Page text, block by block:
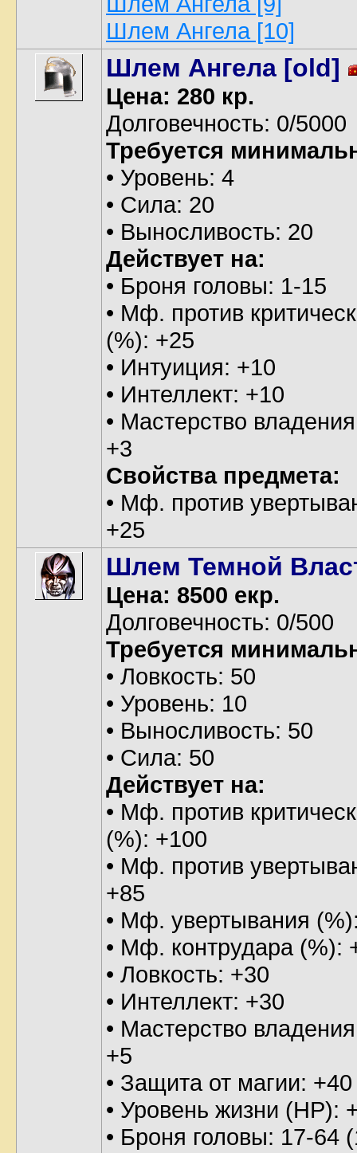
Шлем Ангела [10]
Шлем Ангела [old]
Цена: 280 кр.
Долговечность: 0/5000
Требуется
• Уровень: 4
• Сила: 20
• Выносливость: 20
Действует на:
• Броня головы: 1-15
• Мф. против
(%): +25
• Интуиция: +10
• Интеллект: +10
• Мастерство
+3
Свойства предмета:
• Мф. против
+25
Шлем Темной
Цена: 8500 екр.
Долговечность: 0/500
Требуется
• Ловкость: 50
• Уровень: 10
• Выносливость: 50
• Сила: 50
Действует на:
• Мф. против
(%): +100
• Мф. против
+85
• Мф. увертывания
• Мф. контрудара (%):
• Ловкость: +30
• Интеллект: +30
• Мастерство
+5
• Защита от магии: +40
• Уровень жизни (HP):
• Броня головы: 17-64